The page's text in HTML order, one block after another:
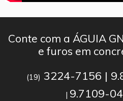
Conte com a ÁGUIA
e furos em
(19) 3224-7156 |
| 9.7109-